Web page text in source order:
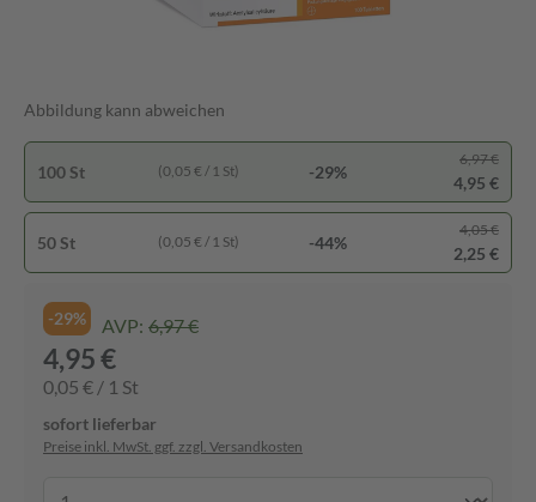
Abbildung kann abweichen
100 St (0,05 € / 1 St) -29%
6,97 €
4,95 €
50 St (0,05 € / 1 St) -44%
4,05 €
2,25 €
-29% AVP: 6,97 €
4,95 €
0,05 € / 1 St
sofort lieferbar
Preise inkl. MwSt. ggf. zzgl. Versandkosten